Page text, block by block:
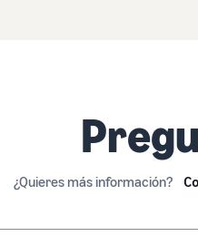
¿Quieres más información?